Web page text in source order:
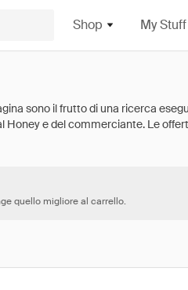
Shop My Stuff
quello migliore al carrello.